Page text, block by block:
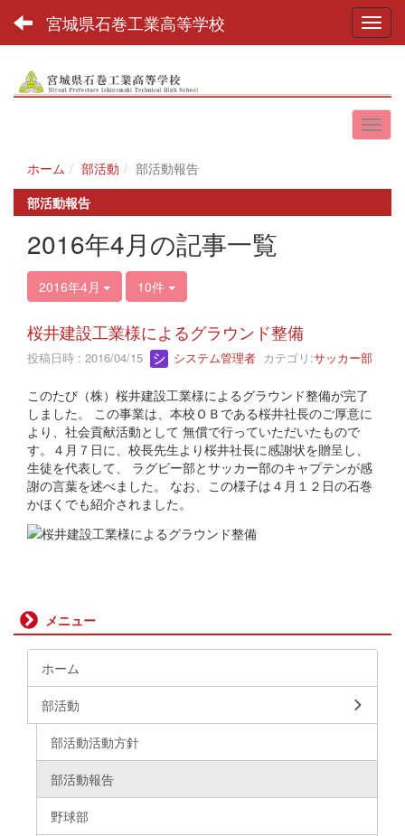
宮城県石巻工業高等学校
ホーム 部活動
部活動報告
部活動報告
2016年4月の記事一覧
2016年4月 10件
桜井建設工業様によるグラウンド整備
投稿日時 : 2016/04/15 システム管理者 カテゴリ:サッカー部
このたび（株）桜井建設工業様によるグラウンド整備が完了
しました。 この事業は、本校ＯＢである桜井社長のご厚意に
より、社会貢献活動として 無償で行っていただいたもので
す。４月７日に、校長先生より桜井社長に感謝状を贈呈し、
生徒を代表して、 ラグビー部とサッカー部のキャプテンが感
謝の言葉を述べました。 なお、この様子は４月１２日の石巻
かほくでも紹介されました。
メニュー
ホーム
部活動
部活動活動方針
部活動報告
野球部